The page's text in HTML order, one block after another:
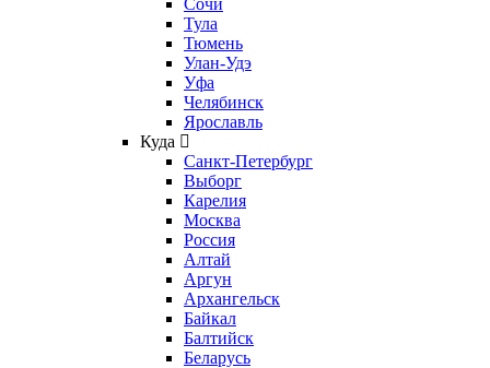
Сочи
Тула
Тюмень
Улан-Удэ
Уфа
Челябинск
Ярославль
Куда
Санкт-Петербург
Выборг
Карелия
Москва
Россия
Алтай
Аргун
Архангельск
Байкал
Балтийск
Беларусь